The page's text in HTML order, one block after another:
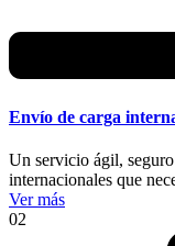
Envío de carga
Un servicio ágil,
internacionales que
Ver más
02